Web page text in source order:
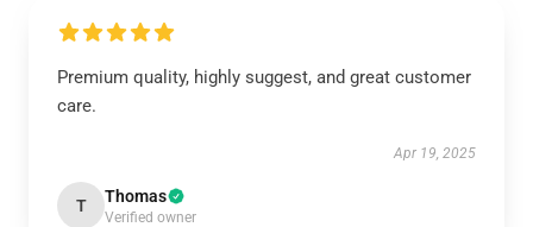
Premium quality, highly suggest, and great customer
care.
Apr 19, 2025
T Thomas
Verified owner